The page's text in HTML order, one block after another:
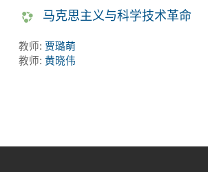
马克思主义与科学技术革命
教师: 贾璐萌
教师: 黄晓伟